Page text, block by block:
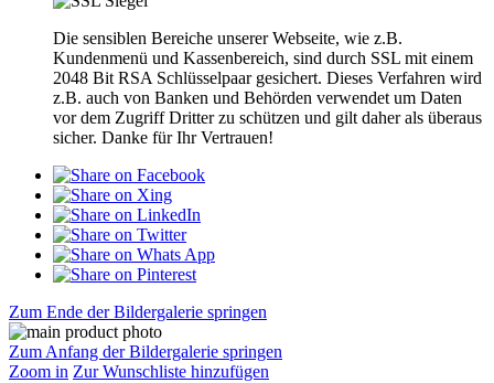
Die sensiblen Bereiche unserer Webseite, wie z.B.
Kundenmenü und Kassenbereich, sind durch SSL mit einem
2048 Bit RSA Schlüsselpaar gesichert. Dieses Verfahren wird
z.B. auch von Banken und Behörden verwendet um Daten
vor dem Zugriff Dritter zu schützen und gilt daher als überaus
sicher. Danke für Ihr Vertrauen!
Zum Ende der Bildergalerie springen
Zum Anfang der Bildergalerie springen
Zoom in Zur Wunschliste hinzufügen